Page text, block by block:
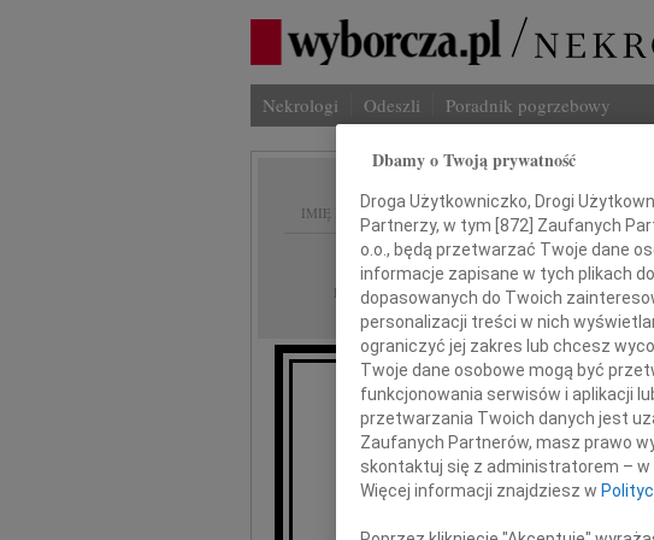
Nekrologi Odeszli Poradnik pogrzebowy
IMIĘ I NAZWISKO:
REGION: Kraków
DATA EMISJI: 23.09.2010
Leszkowi i
wyrazy głębokiego
Dbamy o Twoją prywatność
Droga Użytkowniczko, Drogi
Partnerzy, w tym [872] Zaufanych
o.o., będą przetwarzać Twoje dane
informacje zapisane w tych plikach
dopasowanych do Twoich
personalizacji treści w nich
ograniczyć jej zakres lub chcesz
Twoje dane osobowe mogą być
funkcjonowania serwisów i aplikacji
przetwarzania Twoich danych jest
Zaufanych Partnerów, masz prawo
skontaktuj się z administratorem –
Więcej informacji znajdziesz w